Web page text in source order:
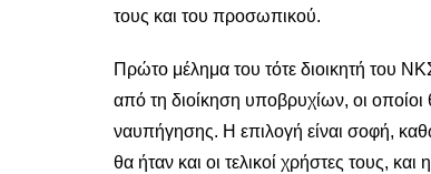
τους και του προσωπικού.
Πρώτο μέλημα του τότε διοικητή του
από τη διοίκηση υποβρυχίων, οι
ναυπήγησης. Η επιλογή είναι σοφή,
θα ήταν και οι τελικοί χρήστες τους, και